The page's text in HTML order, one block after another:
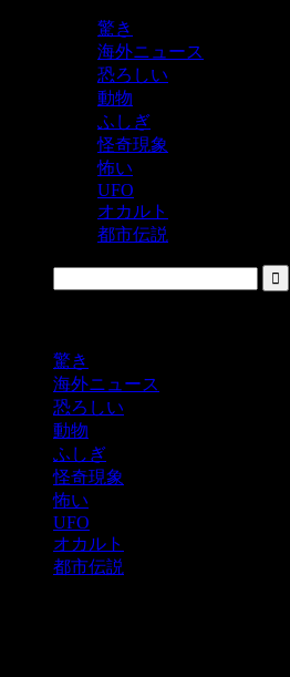
驚き
海外ニュース
恐ろしい
動物
ふしぎ
怪奇現象
怖い
UFO
オカルト
都市伝説
驚き
海外ニュース
恐ろしい
動物
ふしぎ
怪奇現象
怖い
UFO
オカルト
都市伝説